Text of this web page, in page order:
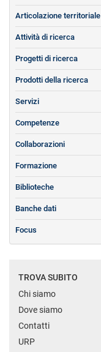
Articolazione territoriale
Attività di ricerca
Progetti di ricerca
Prodotti della ricerca
Servizi
Competenze
Collaborazioni
Formazione
Biblioteche
Banche dati
Focus
TROVA SUBITO
Chi siamo
Dove siamo
Contatti
URP